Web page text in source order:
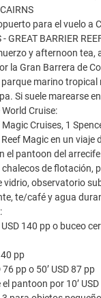
para el vuelo a
GREAT BARRIER
y afternoon tea,
la Gran Barrera de
marino
Si suele marearse
Cruise:
Cruises, 1
Magic en un viaje
el pantoon del
de flotación,
vidrio, observatorio
te/café y agua
140 pp o buceo
pp
pp o 50’ USD 87 pp
pantoon por 10’